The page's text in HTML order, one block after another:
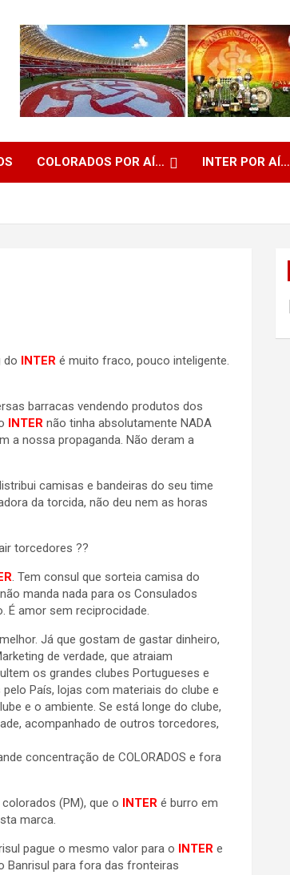
COLORADOS POR AÍ… INTER POR AÍ…
do INTER é muito fraco, pouco inteligente.
barracas vendendo produtos dos
INTER não tinha absolutamente NADA
a nossa propaganda. Não deram a
camisas e bandeiras do seu time
da torcida, não deu nem as horas
torcedores ??
. Tem consul que sorteia camisa do
não manda nada para os Consulados
É amor sem reciprocidade.
Já que gostam de gastar dinheiro,
de verdade, que atraiam
os grandes clubes Portugueses e
País, lojas com materiais do clube e
e o ambiente. Se está longe do clube,
acompanhado de outros torcedores,
concentração de COLORADOS e fora
(PM), que o INTER é burro em
marca.
pague o mesmo valor para o INTER e
Banrisul para fora das fronteiras